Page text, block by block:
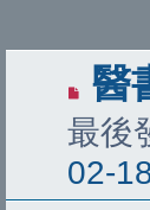
醫
最後
02-